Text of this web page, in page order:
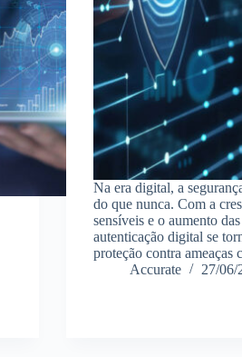
Na era digital, a
do que nunca. Com a
sensíveis e o aumento
autenticação digital se
proteção contra
Accurate
27/06/